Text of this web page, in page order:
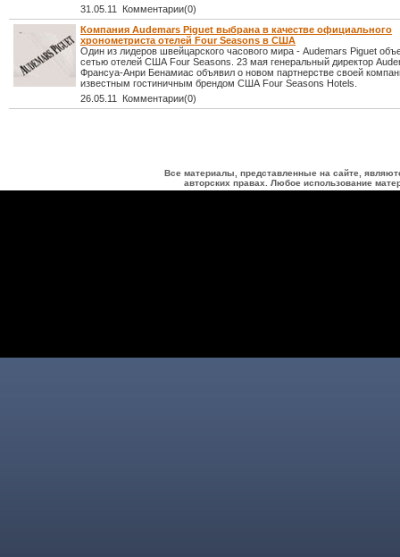
31.05.11 Комментарии(0)
Компания Audemars Piguet выбрана в качестве официального
хронометриста отелей Four Seasons в США
Один из лидеров швейцарского часового мира - Audemars Piguet
сетью отелей США Four Seasons. 23 мая генеральный директор
Франсуа-Анри Бенамиас объявил о новом партнерстве своей
известным гостиничным брендом США Four Seasons Hotels.
26.05.11 Комментарии(0)
Все материалы, представленные на сайте,
авторских правах. Любое использование